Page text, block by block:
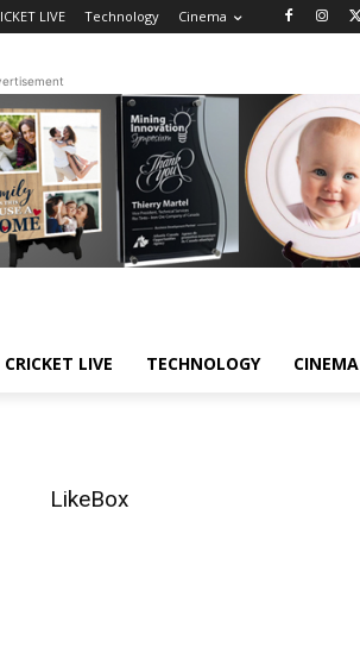
LIVE Technology Cinema
CRICKET LIVE TECHNOLOGY CINEMA
LikeBox